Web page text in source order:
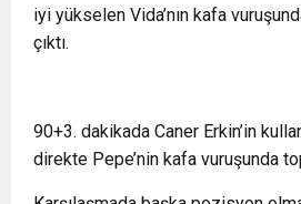
iyi yükselen Vida’nın kafa
çıktı.
90+3. dakikada Caner Erkin’in
direkte Pepe’nin kafa vuruşunda